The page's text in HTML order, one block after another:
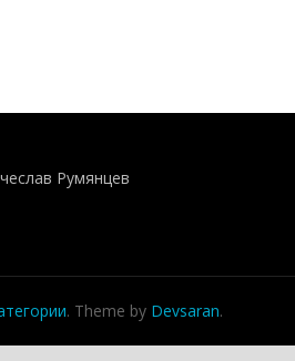
Румянцев
. Theme by Devsaran.